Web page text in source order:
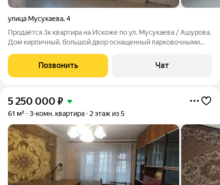
улица Мусукаева,4
Продаётся 3к квартира на Искоже по ул. Мусукаева / Ашурова.
Дом кирпичный, большой двор оснащенный парковочными
студийного типа и две раздельные комнаты, балкон с комнаты.
Отличный вариант как для
Позвонить Чат
5 250 000 ₽
61 м² 3-комн. квартира 2 этаж из 5